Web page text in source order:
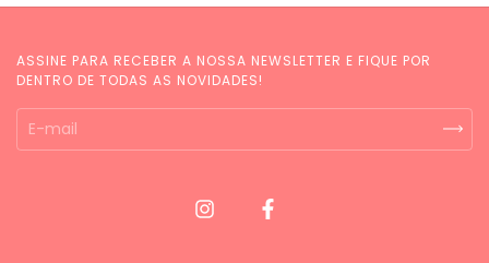
ASSINE PARA RECEBER A NOSSA NEWSLETTER E FIQUE POR
DENTRO DE TODAS AS NOVIDADES!